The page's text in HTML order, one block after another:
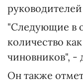
"Следующие в
количество
чиновников", -
Он также